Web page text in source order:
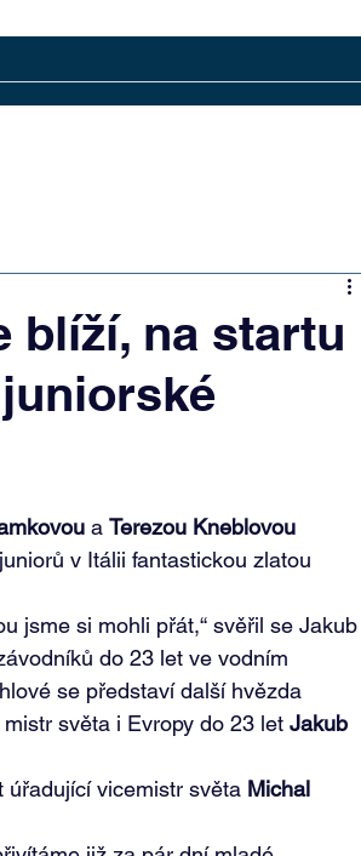
blíží, na startu
a Terezou Kneblovou
v Itálii fantastickou zlatou
jsme si mohli přát,“ svěřil se Jakub
do 23 let ve vodním
se představí další hvězda
světa i Evropy do 23 let Jakub
úřadující vicemistr světa Michal